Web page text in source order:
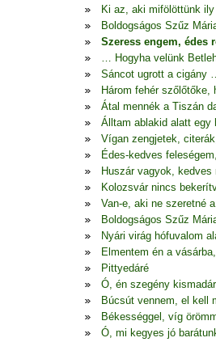
Ki az, aki mifölöttünk
Boldogságos Szűz
Szeress engem, édes
… Hogyha velünk
Sáncot ugrott a cigány
Három fehér szőlőtőke,
Átal mennék a Tiszán
Álltam ablakid alatt egy
Vígan zengjetek,
Édes-kedves
Huszár vagyok,
Kolozsvár nincs
Van-e, aki ne szeretné
Boldogságos Szűz
Nyári virág hófuvalom
Elmentem én a
Pittyedáré
Ó, én szegény
Búcsút vennem, el kell
Békességgel, víg
Ó, mi kegyes jó